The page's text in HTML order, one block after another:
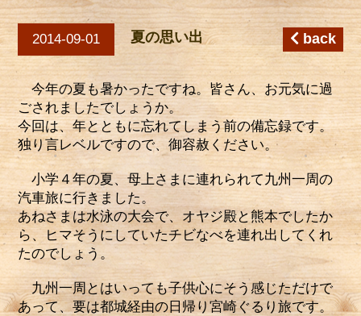
2014-09-01 夏の思い出 back
今年の夏も暑かったですね。皆さん、お元気に過
ごされましたでしょうか。
今回は、年とともに忘れてしまう前の備忘録です。
独り言レベルですので、御容赦ください。
小学４年の夏、母上さまに連れられて九州一周の
汽車旅に行きました。
あねさまは水泳の大会で、オヤジ殿と熊本でしたか
ら、ヒマそうにしていたチビなべを連れ出してくれ
たのでしょう。
九州一周とはいっても子供心にそう感じただけで
あって、要は都城経由の日帰り宮崎ぐるり旅です。